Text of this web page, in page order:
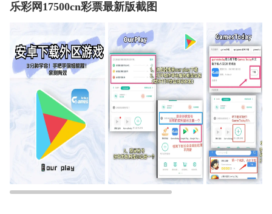
乐彩网17500cn彩票最新版截图